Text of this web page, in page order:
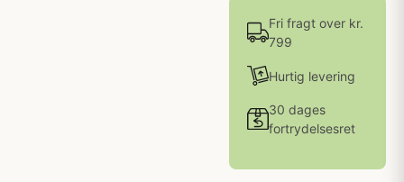
Fri fragt over kr.
799
Hurtig levering
30 dages
fortrydelsesret